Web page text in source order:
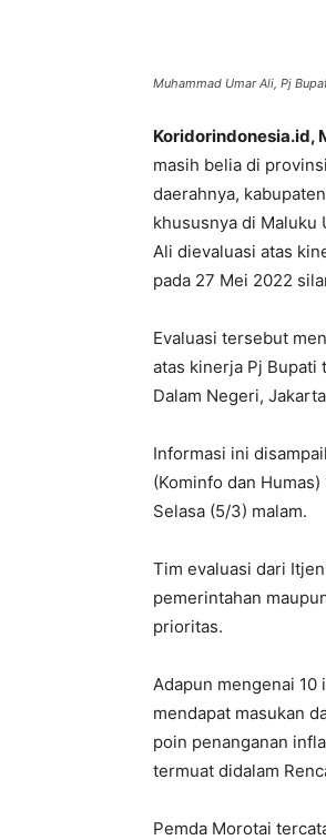
Muhammad Umar Ali, Pj
Koridorindonesia.id,
masih belia di
daerahnya,
khususnya di Maluku
Ali dievaluasi atas
pada 27 Mei 2022
Evaluasi tersebut
atas kinerja Pj
Dalam Negeri,
Informasi ini
(Kominfo dan
Selasa (5/3) malam.
Tim evaluasi dari
pemerintahan
prioritas.
Adapun mengenai
mendapat masukan
poin penanganan
termuat didalam
Pemda Morotai